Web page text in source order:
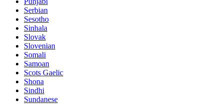
Serbian
Sesotho
Sinhala
Slovak
Slovenian
Somali
Samoan
Scots Gaelic
Shona
Sindhi
Sundanese